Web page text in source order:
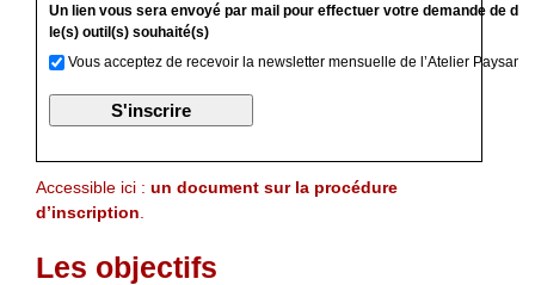
Un lien vous sera envoyé par mail pour effectuer votre demande de
le(s) outil(s) souhaité(s)
Vous acceptez de recevoir la newsletter mensuelle de l’Atelier Paysan
Accessible ici : un document sur la procédure
d’inscription
Les objectifs